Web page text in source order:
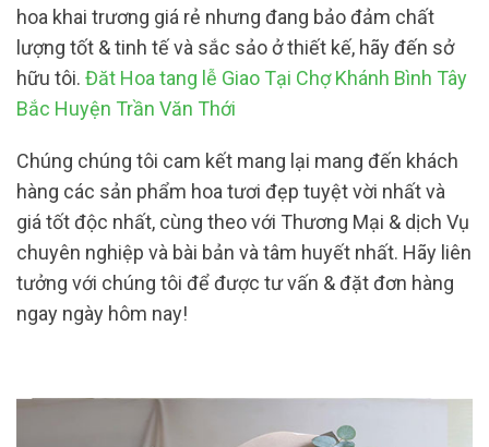
hoa khai trương giá rẻ nhưng đang bảo đảm chất
lượng tốt & tinh tế và sắc sảo ở thiết kế, hãy đến sở
hữu tôi. Đăt Hoa tang lễ Giao Tại Chợ Khánh Bình Tây
Bắc Huyện Trần Văn Thới
Chúng chúng tôi cam kết mang lại mang đến khách
hàng các sản phẩm hoa tươi đẹp tuyệt vời nhất và
giá tốt độc nhất, cùng theo với Thương Mại & dịch Vụ
chuyên nghiệp và bài bản và tâm huyết nhất. Hãy liên
tưởng với chúng tôi để được tư vấn & đặt đơn hàng
ngay ngày hôm nay!